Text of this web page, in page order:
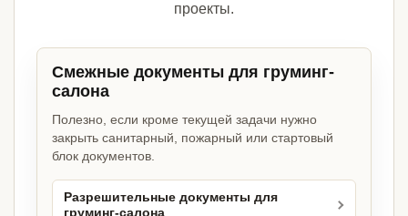
проекты.
Смежные документы для груминг-
салона
Полезно, если кроме текущей задачи нужно
закрыть санитарный, пожарный или стартовый
блок документов.
Разрешительные документы для
груминг-салона